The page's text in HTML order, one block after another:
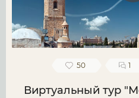
50 1
Виртуальный тур